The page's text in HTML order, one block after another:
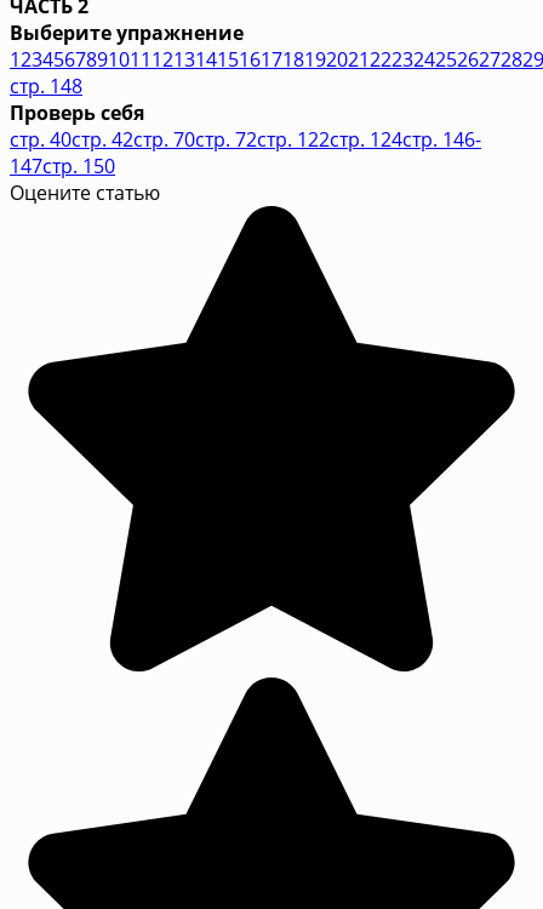
ЧАСТЬ 2
Выберите упражнение
1234567891011121314151617181920212223242526272829
стр. 148
Проверь себя
стр. 40стр. 42стр. 70стр. 72стр. 122стр. 124стр. 146-
147стр. 150
Оцените статью